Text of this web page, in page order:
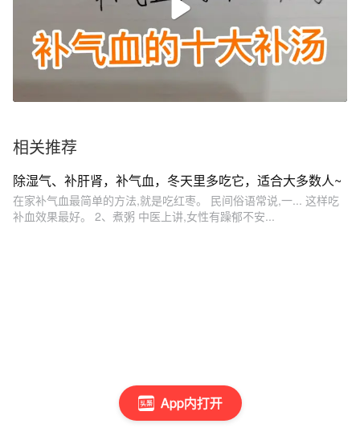
App内打开
相关推荐
除湿气、补肝肾，补气血，冬天里多吃它，适合大多数人~
在家补气血最简单的方法,就是吃红枣。 民间俗语常说,一... 这样吃
补血效果最好。 2、煮粥 中医上讲,女性有躁郁不安...